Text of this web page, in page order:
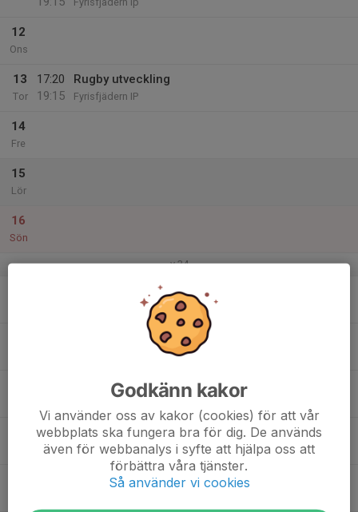
12
Ons
13
Tor
17:20
19:15
Rugby utveckling
Fyrisfjädern IP
14
Fre
15
Lör
16
Sön
v.34
Utveckling av rugbykunskaper
Utveckling av din rugby kunskap
Utveckling av rugbykunskaper
Godkänn kakor
Vi använder oss av kakor (cookies) för att vår
webbplats ska fungera bra för dig. De används
även för webbanalys i syfte att hjälpa oss att
förbättra våra tjänster.
Så använder vi cookies